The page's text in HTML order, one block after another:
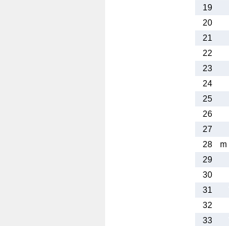
19
20
21
22
23
24
25
26
27
28
m
29
30
31
32
33